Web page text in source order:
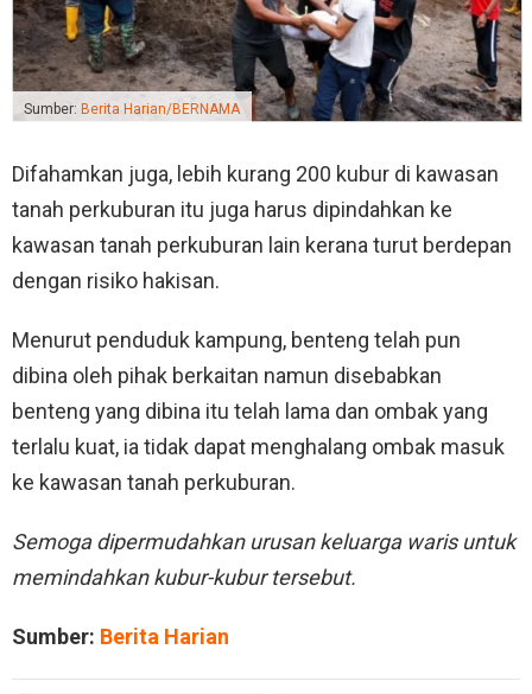
Sumber: Berita Harian/BERNAMA
Difahamkan juga, lebih kurang 200 kubur di kawasan
tanah perkuburan itu juga harus dipindahkan ke
kawasan tanah perkuburan lain kerana turut berdepan
dengan risiko hakisan.
Menurut penduduk kampung, benteng telah pun
dibina oleh pihak berkaitan namun disebabkan
benteng yang dibina itu telah lama dan ombak yang
terlalu kuat, ia tidak dapat menghalang ombak masuk
ke kawasan tanah perkuburan.
Semoga dipermudahkan urusan keluarga waris untuk
memindahkan kubur-kubur tersebut.
Sumber: Berita Harian